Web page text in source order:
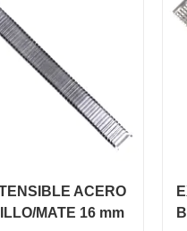
ACERO
MATE 16 mm